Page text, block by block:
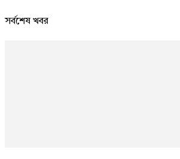
সর্বশেষ খবর